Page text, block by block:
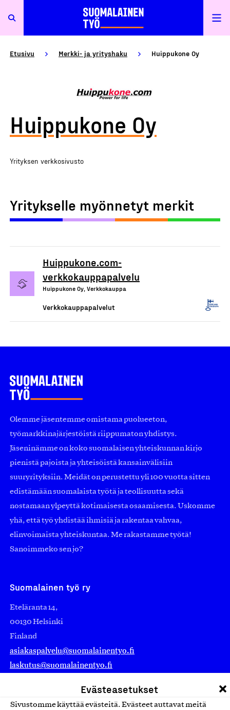
Evästeasetukset
Sivustomme käyttää evästeitä. Evästeet auttavat meitä
Etusivu Merkki- ja yrityshaku Huippukone Oy
Huippukone Oy
Yrityksen verkkosivusto
Yritykselle myönnetyt merkit
Huippukone.com-
verkkokauppapalvelu
Huippukone Oy, Verkkokauppa
Verkkokauppapalvelut
Olemme jäsentemme omistama puolueeton,
työmarkkinajärjestöistä riippumaton yhdistys.
Jäseninämme on koko suomalaisen yhteiskunnan kirjo
pienistä pajoista ja yhteisöistä kansainvälisiin
suuryrityksiin. Meidät on perustettu yli 100 vuotta sitten
edistämään suomalaista työtä ja teollisuutta sekä
nostamaan ylpeyttä kotimaisesta osaamisesta. Uskomme
yhä, että työ yhdistää ihmisiä ja rakentaa vahvaa,
elinvoimaista yhteiskuntaa. Me rakastamme työtä!
Sanoimmeko sen jo?
Suomalainen työ ry
Eteläranta 14,
00130 Helsinki
Finland
asiakaspalvelu@suomalainentyo.fi
laskutus@suomalainentyo.fi